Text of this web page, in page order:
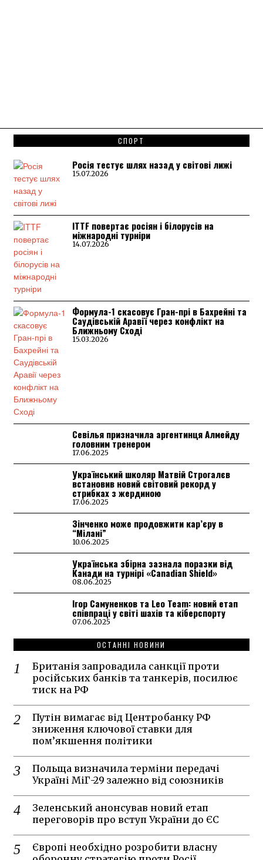
СПОРТ
Росія тестує шлях назад у світові лижі
15.07.2026
ITTF повертає росіян і білорусів на
міжнародні турніри
14.07.2026
Формула-1 скасовує Гран-прі в Бахрейні та
Саудівській Аравії через конфлікт на
Ближньому Сході
15.03.2026
Севілья призначила аргентинця Алмейду
головним тренером
17.06.2025
Український школяр Матвій Строгалєв
встановив новий світовий рекорд у
стрибках з жердиною
17.06.2025
Зінченко може продовжити кар’єру в
“Мілані”
10.06.2025
Українська збірна зазнала поразки від
Канади на турнірі «Canadian Shield»
08.06.2025
Ігор Самуненков та Leo Team: новий етап
співпраці у світі шахів та кіберспорту
07.06.2025
ОСТАННІ НОВИНИ
Британія запровадила санкції проти
російських банків та танкерів, посилює
тиск на РФ
Путін вимагає від Центробанку РФ
зниження ключової ставки для
пом’якшення політики
Польща визначила терміни передачі
Україні МіГ-29 залежно від союзників
Зеленський анонсував новий етап
переговорів про вступ України до ЄС
Європі необхідно розробити власну